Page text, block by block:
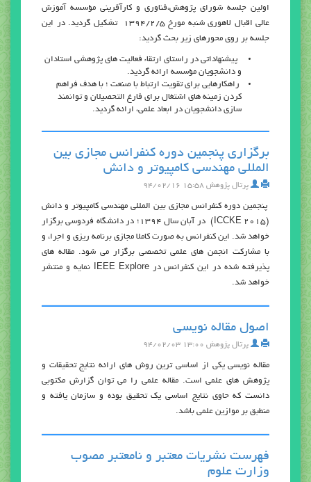
اولين جلسه شوراي پژوهش،فناوري و كارآفريني مؤسسه آموزش
عالي اقبال لاهوري شنبه مورخ 1394/2/5 تشكيل گرديد. در اين
جلسه بر روي محورهاي زير بحث گرديد:
پيشنهاداتي در راستاي ارتقاء فعاليت هاي پژوهشي استادان
و دانشجويان مؤسسه ارائه گرديد.
راهكارهايي براي تقويت ارتباط با صنعت ؛ با هدف فراهم
كردن زمينه هاي اشتغال براي فارغ التحصيلان و توانمند
سازي دانشجويان در ابعاد علمي، ارائه گرديد.
برگزاري پنجمين دوره كنفرانس مجازي بين
المللي مهندسي كامپيوتر و دانش
پرتال پژوهش ۱۵:۵۸ ۹۴/۰۲/۱۶
پنجمين دوره كنفرانس مجازي بين المللي مهندسي كامپيوتر و دانش
(ICCKE 2015) در آبان سال 1394؛ در دانشگاه فردوسي برگزار
خواهد شد. اين كنفرانس به صورت كاملا مجازي برنامه ريزي و اجرا، و
با مشاركت انجمن هاي علمي تخصصي برگزار مي شود. مقاله هاي
پذيرفته شده در اين كنفرانس در IEEE Explore نمايه و منتشر
خواهد شد.
اصول مقاله نويسي
پرتال پژوهش ۱۳:۰۰ ۹۴/۰۲/۰۳
مقاله نویسی یکی از اساسی ترین روش های ارائه نتایج تحقیقات و
پژوهش های علمی است. مقاله علمی را می توان گزارش مکتوبی
دانست که حاوی نتایج اساسی یک تحقیق بوده و سازمان یافته و
منطبق بر موازین علمی باشد.
فهرست نشريات معتبر و نامعتبر مصوب
وزارت علوم